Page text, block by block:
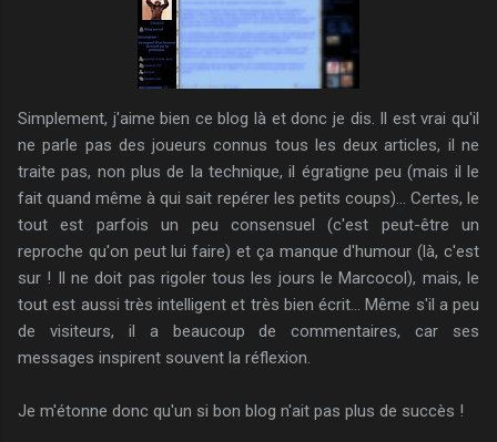
Simplement, j'aime bien ce blog là et donc je dis. Il est vrai qu'il
ne parle pas des joueurs connus tous les deux articles, il ne
traite pas, non plus de la technique, il égratigne peu (mais il le
fait quand même à qui sait repérer les petits coups)... Certes, le
tout est parfois un peu consensuel (c'est peut-être un
reproche qu'on peut lui faire) et ça manque d'humour (là, c'est
sur ! Il ne doit pas rigoler tous les jours le Marcocol), mais, le
tout est aussi très intelligent et très bien écrit... Même s'il a peu
de visiteurs, il a beaucoup de commentaires, car ses
messages inspirent souvent la réflexion.
Je m'étonne donc qu'un si bon blog n'ait pas plus de succès !